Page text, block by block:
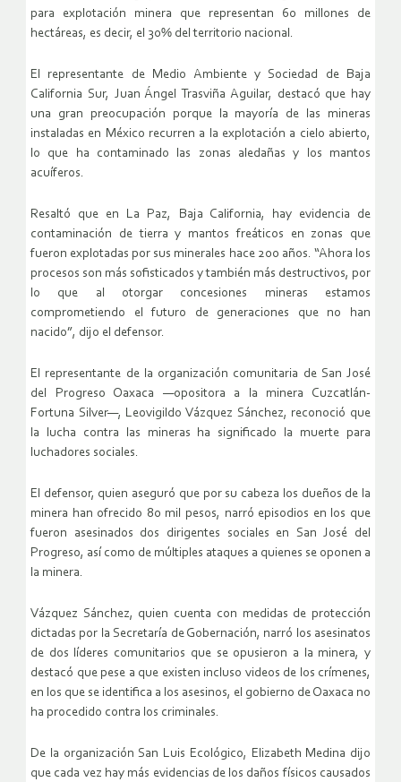
para explotación minera que representan 60 millones de
hectáreas, es decir, el 30% del territorio nacional.
El representante de Medio Ambiente y Sociedad de Baja
California Sur, Juan Ángel Trasviña Aguilar, destacó que hay
una gran preocupación porque la mayoría de las mineras
instaladas en México recurren a la explotación a cielo abierto,
lo que ha contaminado las zonas aledañas y los mantos
acuíferos.
Resaltó que en La Paz, Baja California, hay evidencia de
contaminación de tierra y mantos freáticos en zonas que
fueron explotadas por sus minerales hace 200 años. “Ahora los
procesos son más sofisticados y también más destructivos, por
lo que al otorgar concesiones mineras estamos
comprometiendo el futuro de generaciones que no han
nacido”, dijo el defensor.
El representante de la organización comunitaria de San José
del Progreso Oaxaca —opositora a la minera Cuzcatlán-
Fortuna Silver—, Leovigildo Vázquez Sánchez, reconoció que
la lucha contra las mineras ha significado la muerte para
luchadores sociales.
El defensor, quien aseguró que por su cabeza los dueños de la
minera han ofrecido 80 mil pesos, narró episodios en los que
fueron asesinados dos dirigentes sociales en San José del
Progreso, así como de múltiples ataques a quienes se oponen a
la minera.
Vázquez Sánchez, quien cuenta con medidas de protección
dictadas por la Secretaría de Gobernación, narró los asesinatos
de dos líderes comunitarios que se opusieron a la minera, y
destacó que pese a que existen incluso videos de los crímenes,
en los que se identifica a los asesinos, el gobierno de Oaxaca no
ha procedido contra los criminales.
De la organización San Luis Ecológico, Elizabeth Medina dijo
que cada vez hay más evidencias de los daños físicos causados